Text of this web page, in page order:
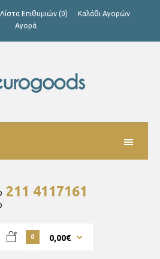
Λίστα Επιθυμιών (0)
Καλάθι Αγορών
Αγορά
211 4117161
0 0,00€